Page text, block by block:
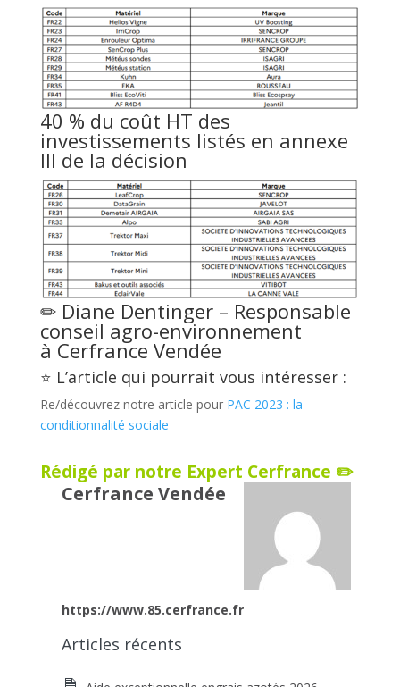
40 % du coût HT des
investissements listés en annexe
III de la décision
✏ Diane Dentinger – Responsable
conseil agro-environnement
à Cerfrance Vendée
⭐ L’article qui pourrait vous intéresser :
Re/découvrez notre article pour PAC 2023 : la
conditionnalité sociale
Rédigé par notre Expert Cerfrance ✏️
Cerfrance Vendée
https://www.85.cerfrance.fr
Articles récents